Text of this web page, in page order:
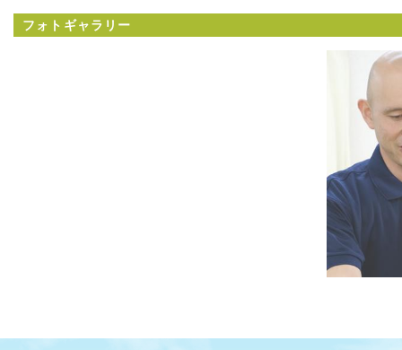
フォトギャラリー